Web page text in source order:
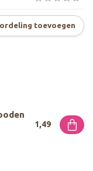
toevoegen
1,49